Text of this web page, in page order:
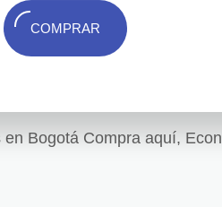
COMPRAR
Bogotá Compra aquí,